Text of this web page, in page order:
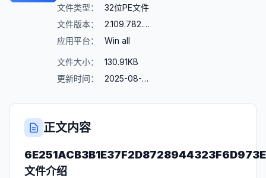
文件类型：
32位PE文件
文件版本：
2.109.782.0 (22.09)
应用平台：
Win all
文件大小：
130.91KB
更新时间：
2025-08-23
正文内容
文件介绍